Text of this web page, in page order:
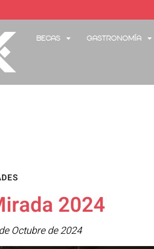
Becas Gastronomía
2024
Octubre de 2024